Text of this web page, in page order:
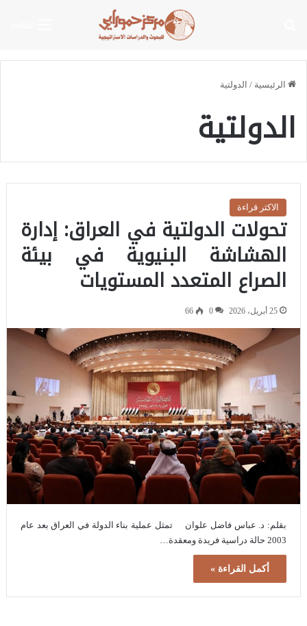
الرئيسية / الدولتية
الدولتية
الاكثر قراءة
تحولات الدولتية في العراق: إدارة
الهشاشة البنيوية في بيئة
الصراع المتعدد المستويات
25 أبريل، 2026 0
66
بقلم: د. عباس فاضل علوان تمثل عملية بناء الدولة في العراق بعد عام
2003 حالة دراسية فريدة ومعقدة…
أكمل القراءة »